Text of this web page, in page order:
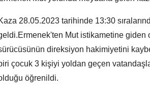
28.05.2023 tarihinde 13:30
Mut istikametine giden
direksiyon hakimiyetini
çocuk 3 kişiyi yoldan geçen
öğrenildi.